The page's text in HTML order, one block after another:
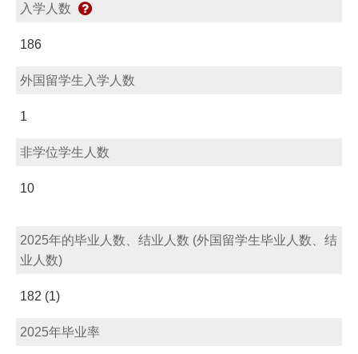
入学人数
186
外国留学生入学人数
1
非学位学生人数
10
2025年的毕业人数、结业人数 (外国留学生毕业人数、结
业人数)
182 (1)
2025年毕业率